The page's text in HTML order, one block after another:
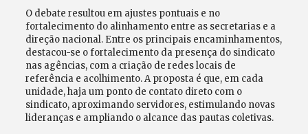
O debate resultou em ajustes pontuais e no
fortalecimento do alinhamento entre as secretarias e a
direção nacional. Entre os principais encaminhamentos,
destacou-se o fortalecimento da presença do sindicato
nas agências, com a criação de redes locais de
referência e acolhimento. A proposta é que, em cada
unidade, haja um ponto de contato direto com o
sindicato, aproximando servidores, estimulando novas
lideranças e ampliando o alcance das pautas coletivas.